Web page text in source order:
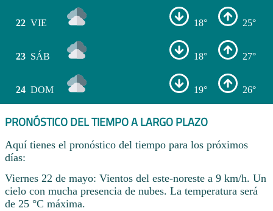
22 VIE 18° 25°
23 SÁB 18° 27°
24 DOM 19° 26°
PRONÓSTICO DEL TIEMPO A LARGO PLAZO
Aquí tienes el pronóstico del tiempo para los próximos
días:
Viernes 22 de mayo: Vientos del este-noreste a 9 km/h. Un
cielo con mucha presencia de nubes. La temperatura será
de 25 °C máxima.